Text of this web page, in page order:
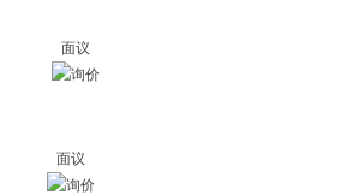
面议
面议